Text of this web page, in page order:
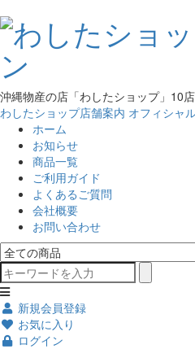
沖縄物産の店「わしたショップ」10
わしたショップ店舗案内 オフィシャ
ホーム
お知らせ
商品一覧
ご利用ガイド
よくあるご質問
会社概要
お問い合わせ
新規会員登録
お気に入り
ログイン